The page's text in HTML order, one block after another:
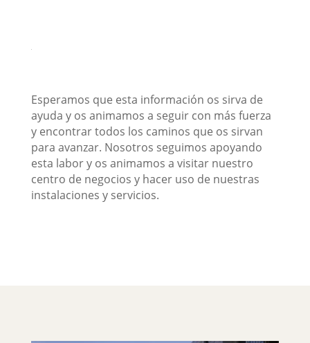
Esperamos que esta información os sirva de
ayuda y os animamos a seguir con más fuerza
y encontrar todos los caminos que os sirvan
para avanzar. Nosotros seguimos apoyando
esta labor y os animamos a visitar nuestro
centro de negocios y hacer uso de nuestras
instalaciones y servicios.